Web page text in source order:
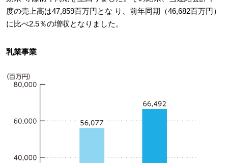
度の売上高は47,859百万円とな り、前年同期（46,682百万円）
に比べ2.5％の増収となりました。
乳業事業